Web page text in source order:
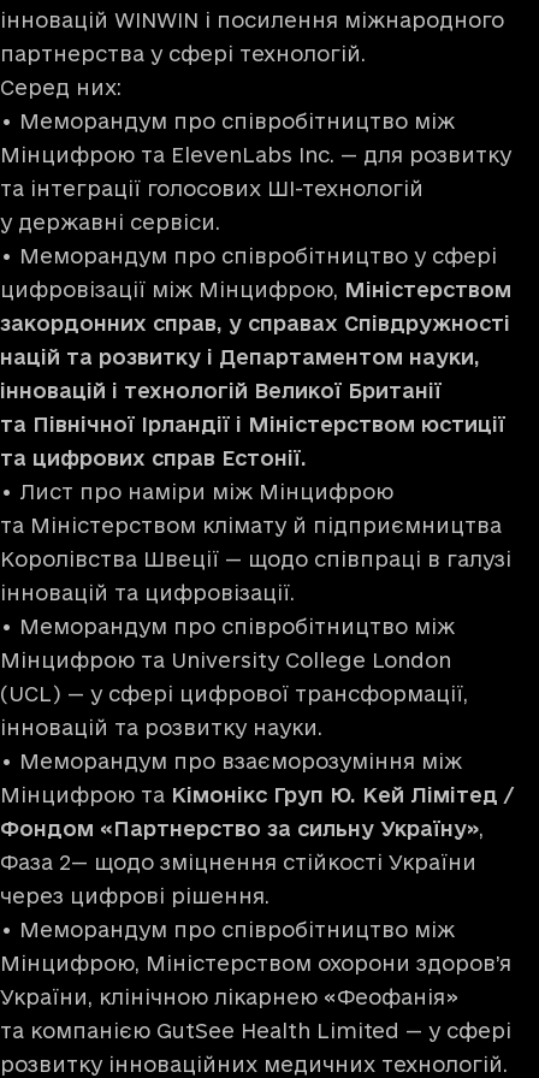
інновацій WINWIN і посилення міжнародного
партнерства у сфері технологій.
Серед них:
• Меморандум про співробітництво між
Мінцифрою та ElevenLabs Inc. — для розвитку
та інтеграції голосових ШІ-технологій
у державні сервіси.
• Меморандум про співробітництво у сфері
цифровізації між Мінцифрою, Міністерством
закордонних справ, у справах Співдружності
націй та розвитку і Департаментом науки,
інновацій і технологій Великої Британії
та Північної Ірландії і Міністерством юстиції
та цифрових справ Естонії.
• Лист про наміри між Мінцифрою
та Міністерством клімату й підприємництва
Королівства Швеції — щодо співпраці в галузі
інновацій та цифровізації.
• Меморандум про співробітництво між
Мінцифрою та University College London
(UCL) — у сфері цифрової трансформації,
інновацій та розвитку науки.
• Меморандум про взаєморозуміння між
Мінцифрою та Кімонікс Груп Ю. Кей Лімітед /
Фондом «Партнерство за сильну Україну»,
Фаза 2— щодо зміцнення стійкості України
через цифрові рішення.
• Меморандум про співробітництво між
Мінцифрою, Міністерством охорони здоров’я
України, клінічною лікарнею «Феофанія»
та компанією GutSee Health Limited — у сфері
розвитку інноваційних медичних технологій.